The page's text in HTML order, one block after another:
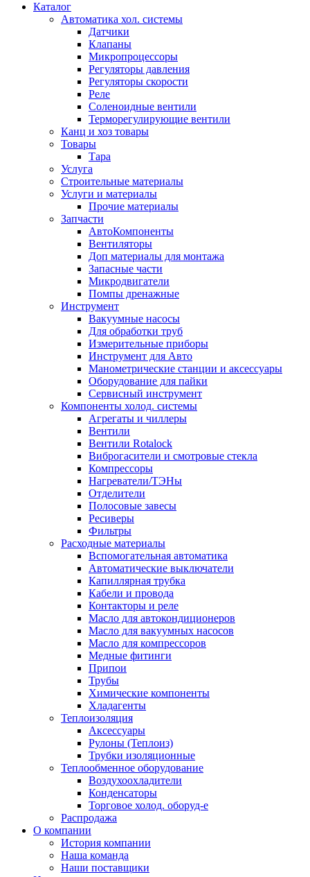
Каталог
Автоматика хол. системы
Датчики
Клапаны
Микропроцессоры
Регуляторы давления
Регуляторы скорости
Реле
Соленоидные вентили
Терморегулирующие вентили
Канц и хоз товары
Товары
Тара
Услуга
Строительные материалы
Услуги и материалы
Прочие материалы
Запчасти
АвтоКомпоненты
Вентиляторы
Доп материалы для монтажа
Запасные части
Микродвигатели
Помпы дренажные
Инструмент
Вакуумные насосы
Для обработки труб
Измерительные приборы
Инструмент для Авто
Манометрические станции и аксессуары
Оборудование для пайки
Сервисный инструмент
Компоненты холод. системы
Агрегаты и чиллеры
Вентили
Вентили Rotalock
Виброгасители и смотровые стекла
Компрессоры
Нагреватели/ТЭНы
Отделители
Полосовые завесы
Ресиверы
Фильтры
Расходные материалы
Вспомогательная автоматика
Автоматические выключатели
Капиллярная трубка
Кабели и провода
Контакторы и реле
Масло для автокондиционеров
Масло для вакуумных насосов
Масло для компрессоров
Медные фитинги
Припои
Трубы
Химические компоненты
Хладагенты
Теплоизоляция
Аксессуары
Рулоны (Теплоиз)
Трубки изоляционные
Теплообменное оборудование
Воздухоохладители
Конденсаторы
Торговое холод. оборуд-е
Распродажа
О компании
История компании
Наша команда
Наши поставщики